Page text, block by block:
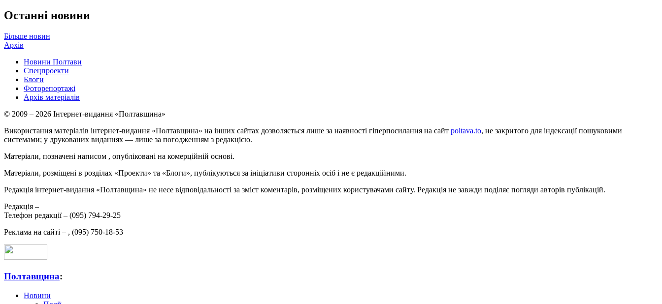
Останні новини
Більше новин
Архів
Новини Полтави
Спецпроекти
Блоги
Фоторепортажі
Архів матеріалів
© 2009 – 2026 Інтернет-видання «Полтавщина»
Використання матеріалів інтернет-видання «Полтавщина» на інших сайтах дозволяється лише за наявності гіперпосилання на сайт poltava.to, не закритого для індексації пошуковими
системами; у друкованих виданнях — лише за погодженням з редакцією.
Матеріали, позначені написом , опубліковані на комерційній основі.
Матеріали, розміщені в розділах «Проекти» та «Блоги», публікуються за ініціативи сторонніх осіб і не є редакційними.
Редакція інтернет-видання «Полтавщина» не несе відповідальності за зміст коментарів, розміщених користувачами сайту. Редакція не завжди поділяє погляди авторів публікацій.
Редакція –
Телефон редакції – (095) 794-29-25
Реклама на сайті – , (095) 750-18-53
Полтавщина:
Новини